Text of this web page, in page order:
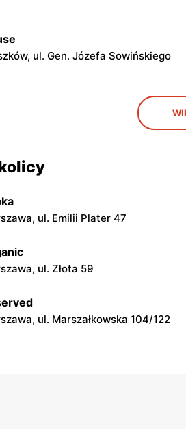
ul. Gen. Józefa Sowińskiego
ul. Wyszogrodzka 144
ul. Tysiąclecia 2a
ul. Emilii Plater 47
ul. Złota 59
ul. Marszałkowska 104/122